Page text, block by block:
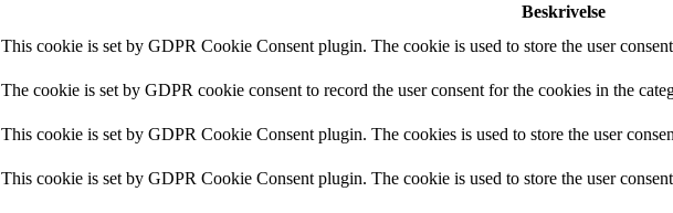
Beskrivelse
This cookie is set by GDPR Cookie Consent plugin. The cookie is used to store the user
The cookie is set by GDPR cookie consent to record the user consent for the cookies in the
This cookie is set by GDPR Cookie Consent plugin. The cookies is used to store the user
This cookie is set by GDPR Cookie Consent plugin. The cookie is used to store the user